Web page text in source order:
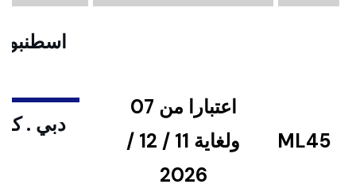
ML45
اعتبارا من 07
ولغاية 11 / 12 /
2026
دبي .